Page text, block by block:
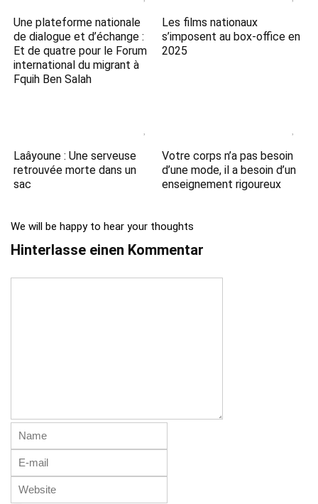
Une plateforme nationale
de dialogue et d’échange :
Et de quatre pour le Forum
international du migrant à
Fquih Ben Salah
Les films nationaux
s’imposent au box-office en
2025
Laâyoune : Une serveuse
retrouvée morte dans un
sac
Votre corps n’a pas besoin
d’une mode, il a besoin d’un
enseignement rigoureux
We will be happy to hear your thoughts
Hinterlasse einen Kommentar